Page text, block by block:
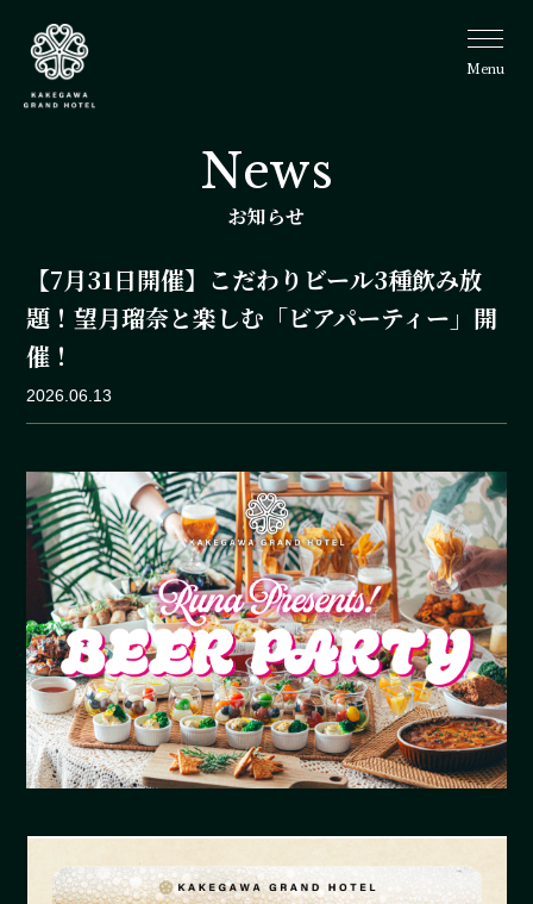
Menu
News
お知らせ
【7月31日開催】こだわりビール3種飲み放
題！望月瑠奈と楽しむ「ビアパーティー」開
催！
2026.06.13